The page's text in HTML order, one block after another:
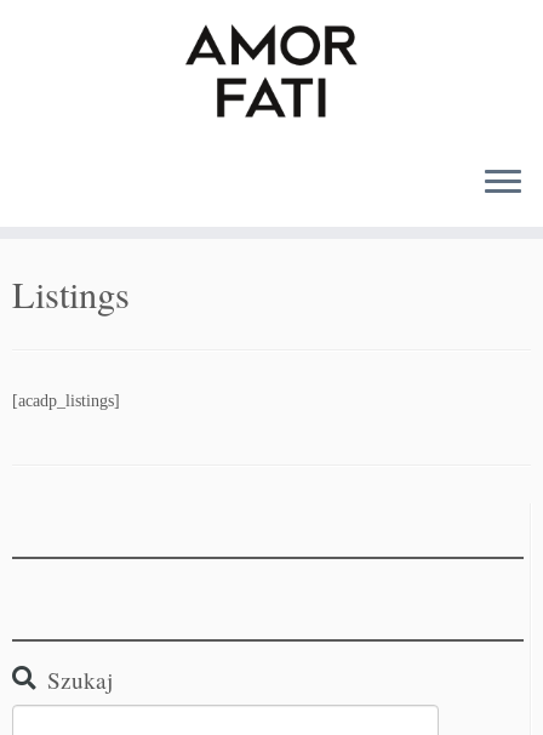
Listings
[acadp_listings]
Szukaj